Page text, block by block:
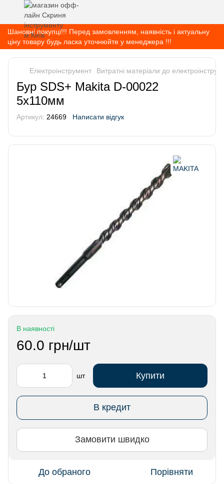
Шановні покупці!!! Перед замовленням, наявність і актуальну
ціну товару будь ласка уточнюйте у менеджера !!!
Електроінструмент Витратні матеріали до
Бур SDS+ Makita D-00022
5х110мм
Артикул: 24669 Написати відгук
В наявності
60.0 грн/шт
шт Купити
В кредит
Замовити швидко
До обраного Порівняти